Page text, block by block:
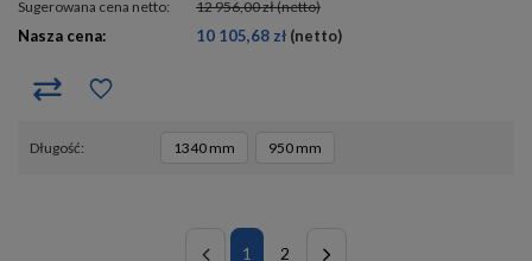
Sugerowana cena netto:
12 956,00 zł(netto)
Nasza cena: 10 105,68 zł (netto)
długość 1340 mm 950 mm
1 2